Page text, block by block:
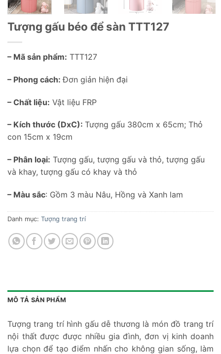
Tượng gấu béo để sàn TTT127
– Mã sản phẩm: TTT127
– Phong cách:Đơn giản hiện đại
– Chất liệu: Vật liệu FRP
– Kích thước (DxC): Tượng gấu 380cm x 65cm; Thỏ
con 15cm x 19cm
– Phân loại: Tượng gấu, tượng gấu và thỏ, tượng gấu
và khay, tượng gấu có khay và thỏ
– Màu sắc: Gồm 3 màu Nâu, Hồng và Xanh lam
Danh mục: Tượng trang trí
MÔ TẢ SẢN PHẨM
Tượng trang trí hình gấu dễ thương là món đồ trang trí
nội thất được được nhiều gia đình, đơn vị kinh doanh
lựa chọn để tạo điểm nhấn cho không gian sống, làm